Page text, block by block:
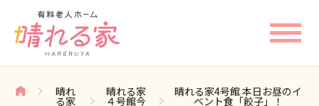
晴れ
る家
晴れる家
４号館今
晴れる家4号館 本日お昼のイ
ベント食「餃子」！